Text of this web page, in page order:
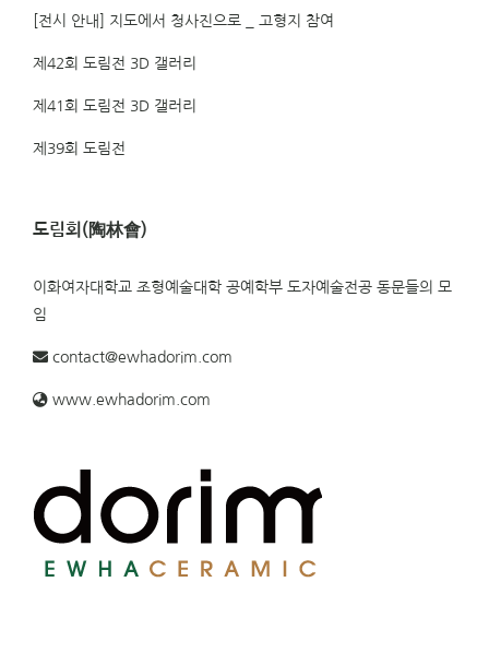
[전시 안내] 지도에서 청사진으로 _ 고형지 참여
제42회 도림전 3D 갤러리
제41회 도림전 3D 갤러리
제39회 도림전
도림회(陶林會)
이화여자대학교 조형예술대학 공예학부 도자예술전공 동문들의 모
임
contact@ewhadorim.com
www.ewhadorim.com